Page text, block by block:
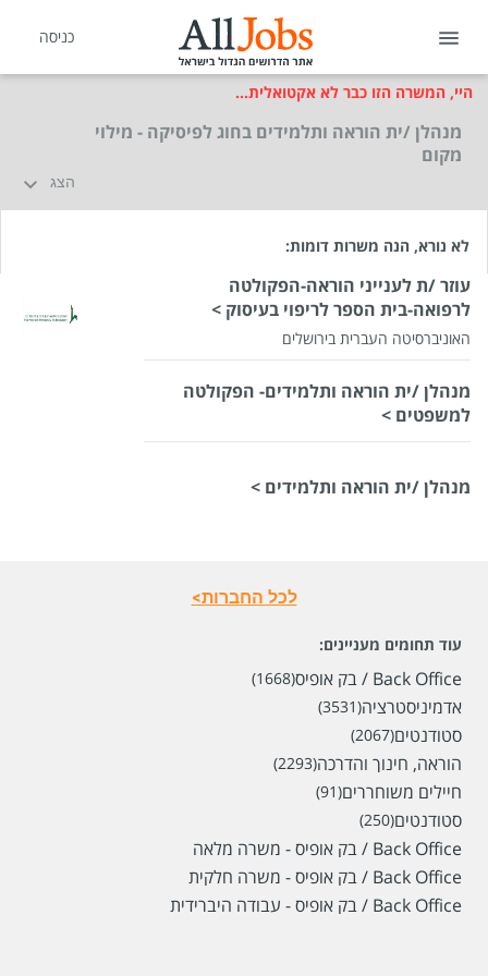
כניסה
היי, המשרה הזו כבר לא אקטואלית...
מנהלן /ית הוראה ותלמידים בחוג לפיסיקה - מילוי
מקום
הצג
שכר
המעסיק לא סיפר לנו
סוג משרה משמרות,
/ שעות גמישות,
מתאים גם לחיילים משוחררים,
מלאה,
מיקום
ירושלים
לפני חודשיים
לא נורא, הנה משרות דומות:
עוזר /ת לענייני הוראה-הפקולטה
לרפואה-בית הספר לריפוי בעיסוק >
האוניברסיטה העברית בירושלים
מנהלן /ית הוראה ותלמידים- הפקולטה
למשפטים >
מנהלן /ית הוראה ותלמידים >
לכל החברות>
עוד תחומים מעניינים:
Back Office / בק אופיס (1668)
אדמיניסטרציה(3531)
סטודנטים(2067)
הוראה, חינוך והדרכה(2293)
חיילים משוחררים(91)
סטודנטים(250)
Back Office / בק אופיס - משרה מלאה
Back Office / בק אופיס - משרה חלקית
Back Office / בק אופיס - עבודה היברידית